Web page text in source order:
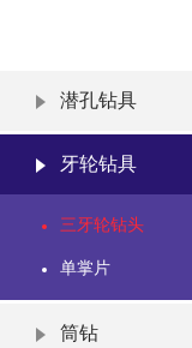
潜孔钻具
牙轮钻具
三牙轮钻头
单掌片
筒钻